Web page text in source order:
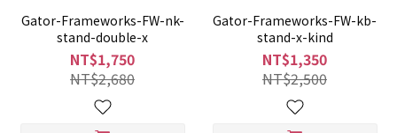
Gator-Frameworks-FW-nk-
stand-double-x
NT$1,750
NT$2,680
Gator-Frameworks-FW-kb-
stand-x-kind
NT$1,350
NT$2,500